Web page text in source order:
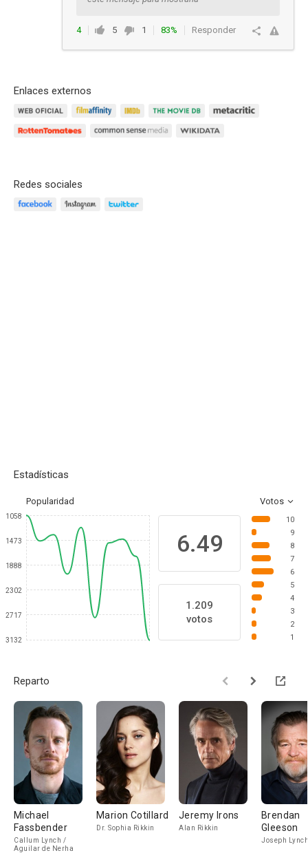
4 5 1 83% Responder
Enlaces externos
Redes sociales
Estadísticas
Popularidad Votos
1058
1473
1888
2302
2717
3132
6.49
1.209
votos
10
9
8
7
6
5
4
3
2
1
Reparto
Michael
Fassbender
Callum Lynch /
Aguilar de Nerha
Marion Cotillard
Dr. Sophia Rikkin
Jeremy Irons
Alan Rikkin
Brendan
Gleeson
Joseph Lynch